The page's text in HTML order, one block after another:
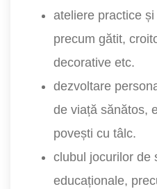
ateliere practice
precum gătit,
decorative etc.
dezvoltare
de viață sănătos,
povești cu tâlc.
clubul jocurilor de
educaționale,